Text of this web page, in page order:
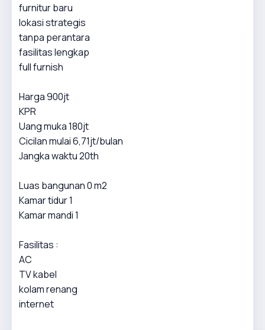
furnitur baru
lokasi strategis
tanpa perantara
fasilitas lengkap
full furnish
Harga 900jt
KPR
Uang muka 180jt
Cicilan mulai 6,71jt/bulan
Jangka waktu 20th
Luas bangunan 0 m2
Kamar tidur 1
Kamar mandi 1
Fasilitas :
AC
TV kabel
kolam renang
internet